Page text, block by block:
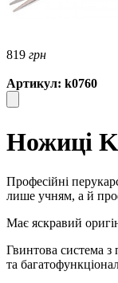
819 грн
Артикул: k0760
Ножиці
Професійні
лише учням, а й
Має яскравий
Гвинтова система
та